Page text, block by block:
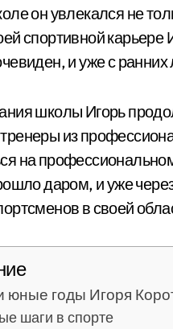
он увлекался не
спортивной карьере
и уже с
школы Игорь
из
на
даром, и уже
в своей
юные годы Игоря
шаги в спорте